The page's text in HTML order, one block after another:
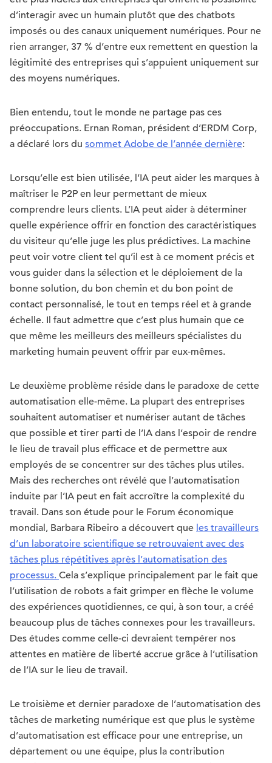
d’interagir avec un humain plutôt que des chatbots
imposés ou des canaux uniquement numériques. Pour ne
rien arranger, 37 % d’entre eux remettent en question la
légitimité des entreprises qui s’appuient uniquement sur
des moyens numériques.
Bien entendu, tout le monde ne partage pas ces
préoccupations. Ernan Roman, président d’ERDM Corp,
a déclaré lors du sommet Adobe de l’année dernière:
Lorsqu’elle est bien utilisée, l’IA peut aider les marques à
maîtriser le P2P en leur permettant de mieux
comprendre leurs clients. L’IA peut aider à déterminer
quelle expérience offrir en fonction des caractéristiques
du visiteur qu’elle juge les plus prédictives. La machine
peut voir votre client tel qu’il est à ce moment précis et
vous guider dans la sélection et le déploiement de la
bonne solution, du bon chemin et du bon point de
contact personnalisé, le tout en temps réel et à grande
échelle. Il faut admettre que c’est plus humain que ce
que même les meilleurs des meilleurs spécialistes du
marketing humain peuvent offrir par eux-mêmes.
Le deuxième problème réside dans le paradoxe de cette
automatisation elle-même. La plupart des entreprises
souhaitent automatiser et numériser autant de tâches
que possible et tirer parti de l’IA dans l’espoir de rendre
le lieu de travail plus efficace et de permettre aux
employés de se concentrer sur des tâches plus utiles.
Mais des recherches ont révélé que l’automatisation
induite par l’IA peut en fait accroître la complexité du
travail. Dans son étude pour le Forum économique
mondial, Barbara Ribeiro a découvert que les travailleurs
d’un laboratoire scientifique se retrouvaient avec des
tâches plus répétitives après l’automatisation des
processus. Cela s’explique principalement par le fait que
l’utilisation de robots a fait grimper en flèche le volume
des expériences quotidiennes, ce qui, à son tour, a créé
beaucoup plus de tâches connexes pour les travailleurs.
Des études comme celle-ci devraient tempérer nos
attentes en matière de liberté accrue grâce à l’utilisation
de l’IA sur le lieu de travail.
Le troisième et dernier paradoxe de l’automatisation des
tâches de marketing numérique est que plus le système
d’automatisation est efficace pour une entreprise, un
département ou une équipe, plus la contribution